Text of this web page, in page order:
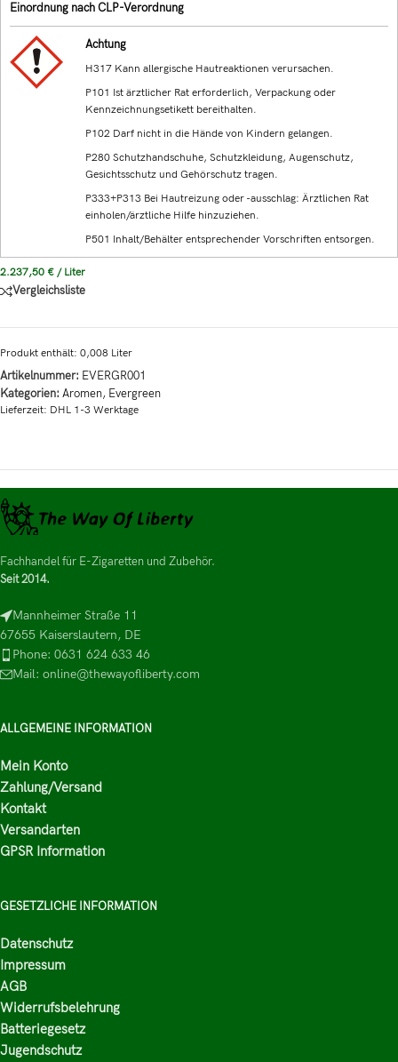
Einordnung nach CLP-Verordnung
Achtung
H317 Kann allergische Hautreaktionen verursachen.
P101 Ist ärztlicher Rat erforderlich, Verpackung oder
Kennzeichnungsetikett bereithalten.
P102 Darf nicht in die Hände von Kindern gelangen.
P280 Schutzhandschuhe, Schutzkleidung, Augenschutz,
Gesichtsschutz und Gehörschutz tragen.
P333+P313 Bei Hautreizung oder -ausschlag: Ärztlichen Rat
einholen/ärztliche Hilfe hinzuziehen.
P501 Inhalt/Behälter entsprechender Vorschriften entsorgen.
2.237,50 € / Liter
Vergleichsliste
Produkt enthält: 0,008 Liter
Artikelnummer: EVERGR001
Kategorien: Aromen, Evergreen
Lieferzeit: DHL 1-3 Werktage
Fachhandel für E-Zigaretten und Zubehör.
Seit 2014.
Mannheimer Straße 11
67655 Kaiserslautern, DE
Phone: 0631 624 633 46
Mail: online@thewayofliberty.com
ALLGEMEINE INFORMATION
Mein Konto
Zahlung/Versand
Kontakt
Versandarten
GPSR Information
GESETZLICHE INFORMATION
Datenschutz
Impressum
AGB
Widerrufsbelehrung
Batteriegesetz
Jugendschutz